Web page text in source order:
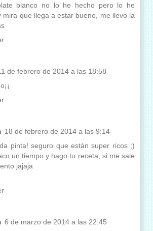
blanco no lo he hecho pero lo he
mira que llega a estar bueno, me llevo la
de febrero de 2014 a las 18:58
18 de febrero de 2014 a las 9:14
pinta! seguro que están super ricos ;)
un tiempo y hago tu receta, si me sale
jajaja
6 de marzo de 2014 a las 22:45